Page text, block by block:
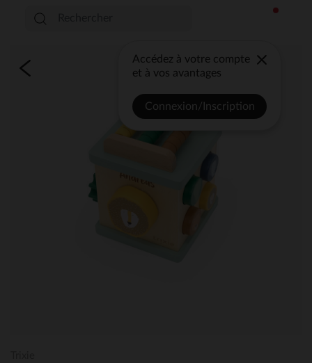
Accédez à votre compte
et à vos avantages
Connexion/Inscription